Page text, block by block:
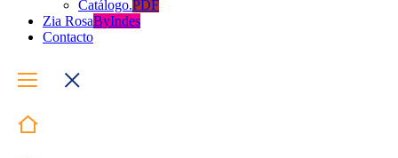
Catálogo.PDF
Zia RosaByIndes
Contacto